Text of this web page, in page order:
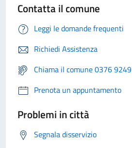
Contatta il comune
Leggi le domande frequenti
Richiedi Assistenza
Chiama il comune 0376 9249
Prenota un appuntamento
Problemi in città
Segnala disservizio